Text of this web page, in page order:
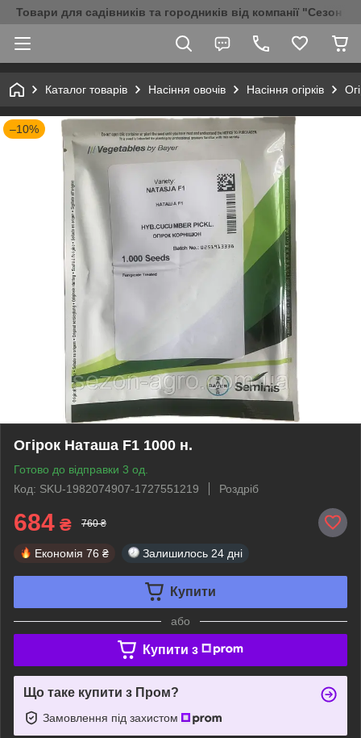
Товари для садівників та городників від компанії "Сезон
Каталог товарів Насіння овочів Насіння огірків
–10%
Огірок Наташа F1 1000 н.
Готово до відправки 3 од.
Код: SKU-1982074907-1727551219
Роздріб
684 ₴ 760 ₴
Економія 76 ₴ Залишилось 24 дні
Купити
або
Купити з
Що таке купити з Пром?
Замовлення під захистом